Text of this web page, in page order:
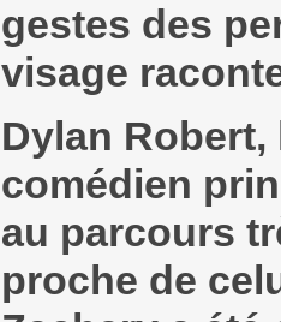
gestes des
visage
Dylan Robert,
comédien
au parcours
proche de